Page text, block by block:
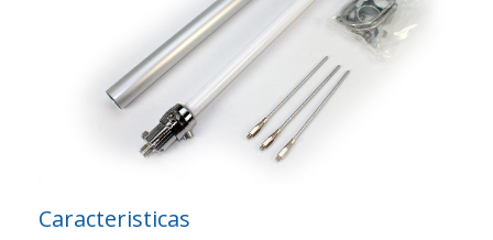
Caracteristicas